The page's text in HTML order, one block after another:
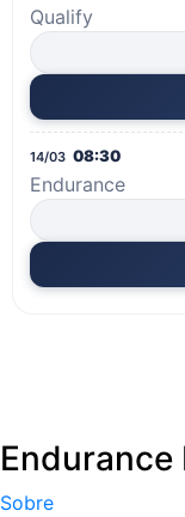
Qualify
14/03 08:30
Endurance
Endurance
Sobre